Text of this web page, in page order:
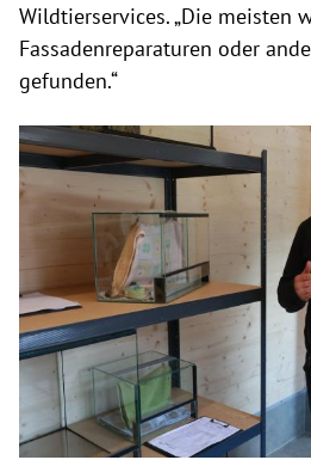
Wildtierservices. „Die meisten
Fassadenreparaturen oder
gefunden.“